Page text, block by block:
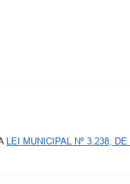
LEI MUNICIPAL Nº 3.238,